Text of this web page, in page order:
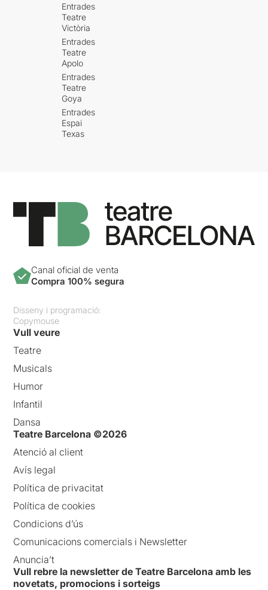
Entrades
Teatre
Victòria
Entrades
Teatre
Apolo
Entrades
Teatre
Goya
Entrades
Espai
Texas
Canal oficial de venta
Compra 100% segura
Disseny i programació:
Copymouse
Vull veure
Teatre
Musicals
Humor
Infantil
Dansa
Teatre Barcelona ©2026
Atenció al client
Avís legal
Política de privacitat
Política de cookies
Condicions d’ús
Comunicacions comercials i Newsletter
Anuncia’t
Vull rebre la newsletter de Teatre Barcelona amb les
novetats, promocions i sorteigs